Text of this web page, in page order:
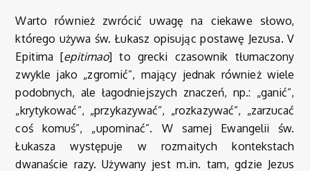
Warto również zwrócić uwagę na ciekawe słowo,
którego używa św. Łukasz opisując postawę Jezusa. V
Epitima [epitimao] to grecki czasownik tłumaczony
zwykle jako „zgromić”, mający jednak również wiele
podobnych, ale łagodniejszych znaczeń, np.: „ganić”,
„krytykować”, „przykazywać”, „rozkazywać”, „zarzucać
coś komuś”, „upominać”. W samej Ewangelii św.
Łukasza występuje w rozmaitych kontekstach
dwanaście razy. Używany jest m.in. tam, gdzie Jezus